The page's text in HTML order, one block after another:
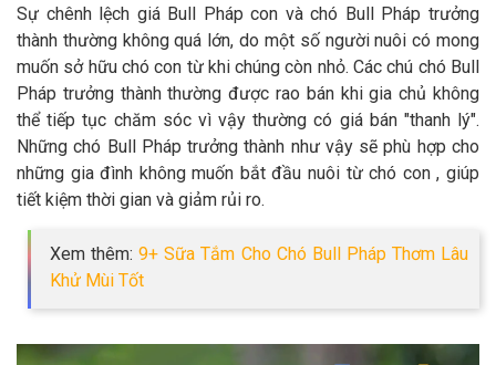
Sự chênh lệch giá Bull Pháp con và chó Bull Pháp trưởng
thành thường không quá lớn, do một số người nuôi có mong
muốn sở hữu chó con từ khi chúng còn nhỏ. Các chú chó Bull
Pháp trưởng thành thường được rao bán khi gia chủ không
thể tiếp tục chăm sóc vì vậy thường có giá bán "thanh lý".
Những chó Bull Pháp trưởng thành như vậy sẽ phù hợp cho
những gia đình không muốn bắt đầu nuôi từ chó con , giúp
tiết kiệm thời gian và giảm rủi ro.
Xem thêm:9+ Sữa Tắm Cho Chó Bull Pháp Thơm Lâu
Khử Mùi Tốt